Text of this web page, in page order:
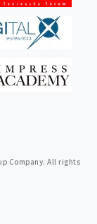
Company. All rights